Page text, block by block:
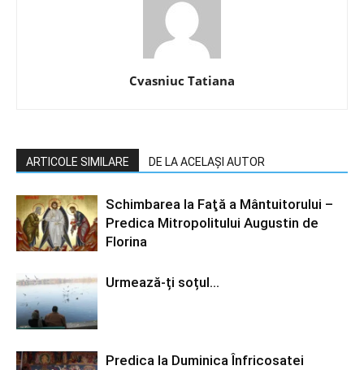
Cvasniuc Tatiana
ARTICOLE SIMILARE DE LA ACELAȘI AUTOR
Schimbarea la Faţă a Mântuitorului –
Predica Mitropolitului Augustin de
Florina
Urmează-ți soțul…
Predica la Duminica Înfricosatei